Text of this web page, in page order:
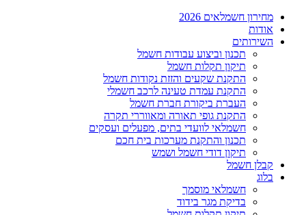
מחירון חשמלאים 2026
אודות
השירותים
תכנון וביצוע עבודות חשמל
תיקון תקלות חשמל
התקנת שקעים והזזת נקודות חשמל
התקנת עמדת טעינה לרכב חשמלי
העברת ביקורת חברת חשמל
התקנת גופי תאורה ומאווררי תקרה
חשמלאי לוועדי בתים, מפעלים ועסקים
תכנון והתקנת מערכות בית חכם
תיקון דודי חשמל ושמש
קבלן חשמל
בלוג
חשמלאי מוסמך
בדיקת מגר בידוד